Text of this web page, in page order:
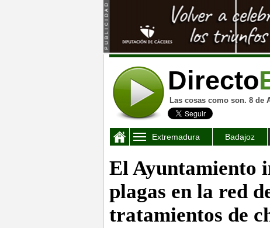
Directo
Las cosas como son. 8 de
Extremadura Badajoz
El Ayuntamiento
plagas en la red
tratamientos de